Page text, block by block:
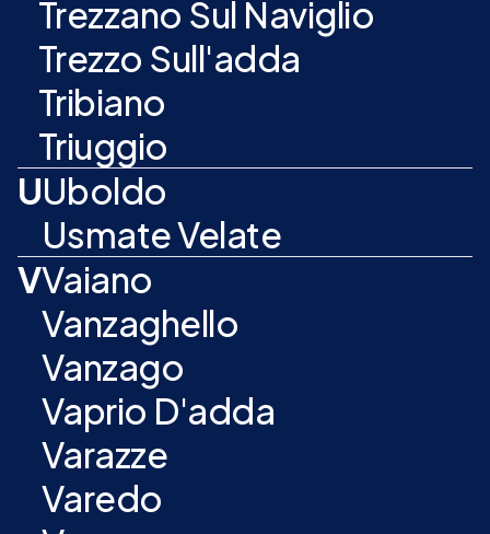
Trezzano Sul Naviglio
Trezzo Sull'adda
Tribiano
Triuggio
UUboldo
Usmate Velate
VVaiano
Vanzaghello
Vanzago
Vaprio D'adda
Varazze
Varedo